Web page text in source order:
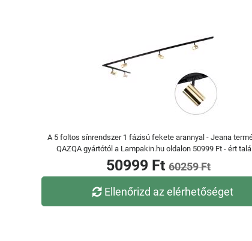
A 5 foltos sínrendszer 1 fázisú fekete arannyal - Jeana
QAZQA gyártótól a Lampakin.hu oldalon 50999 Ft - ért
50999 Ft 60259 Ft
Ellenőrizd az elérhetőséget